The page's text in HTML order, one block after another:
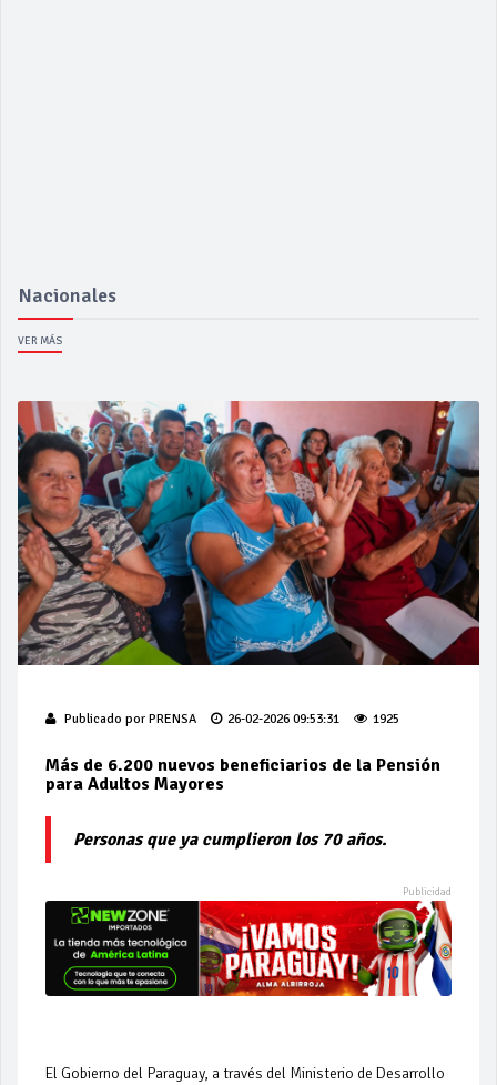
Nacionales
VER MÁS
Publicado por PRENSA 26-02-2026 09:53:31 1925
Más de 6.200 nuevos beneficiarios de la Pensión
para Adultos Mayores
Personas que ya cumplieron los 70 años.
El Gobierno del Paraguay, a través del Ministerio de Desarrollo